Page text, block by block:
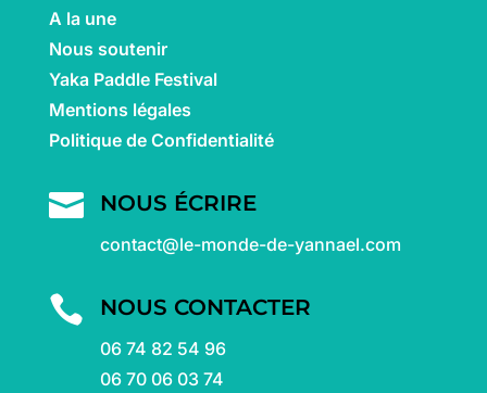
A la une
Nous soutenir
Yaka Paddle Festival
Mentions légales
Politique de Confidentialité
 NOUS ÉCRIRE
contact@le-monde-de-yannael.com
 NOUS CONTACTER
06 74 82 54 96
06 70 06 03 74